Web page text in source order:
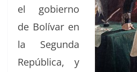
el gob­ier­no
de Bolí­var en
la Segun­da
Repúbli­ca, y